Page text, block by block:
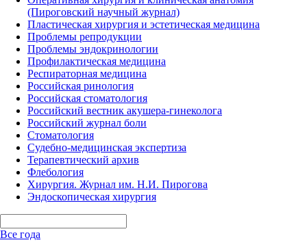
(Пироговский научный журнал)
Пластическая хирургия и эстетическая медицина
Проблемы репродукции
Проблемы эндокринологии
Профилактическая медицина
Респираторная медицина
Российская ринология
Российская стоматология
Российский вестник акушера-гинеколога
Российский журнал боли
Стоматология
Судебно-медицинская экспертиза
Терапевтический архив
Флебология
Хирургия. Журнал им. Н.И. Пирогова
Эндоскопическая хирургия
Все года